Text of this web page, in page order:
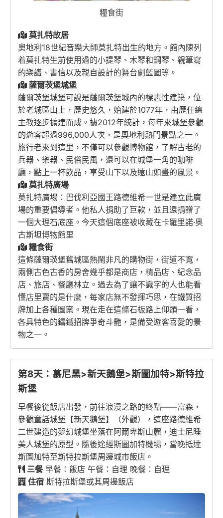
糧食街
莫扎特故居
奧地利18世紀音樂大師莫扎特出生的地方。館內陳列
着莫扎特生前使用過的小提琴、木琴和鋼琴、親筆寫
的樂譜、書信以及親自設計的舞台劇藍圖等。
薩爾茨堡城堡
薩爾茨堡城堡可說是薩爾茨堡城內的標志性建築，位
於老城區山上，歷史悠久，始建於1077年，由歷任總
主教逐步擴建而成。據2012年統計，每年來城堡參觀
的遊客超過996,000人次，是奧地利熱門景點之一。
旅行者來到這里，不僅可以參觀博物館，了解古老的
兵器、樂器、民俗民風，還可以在城堡一角的咖啡
廳，點上一杯飲品，享受山下以及遠山如畫的風景。
莫扎特廣場
莫扎特廣場：巴伐利亞國王路德維希一世是建立此廣
場的重要倡導者。他私人捐助了巨款，並且還捐贈了
一個大理石底座。今天這個底座被收藏在卡羅里諾·奧
古斯坦博物館里
糧食街
這條薩爾茨堡舊城區熱鬧非凡的購物街，街道不寬，
兩側古色古香的房舍幾乎都是商店，精品店、紀念品
店、旅店、餐廳林立。過去為了讓不識字的人也能看
懂店里賣的是什麼，每家店無不發揮巧思，在鐵質招
牌加上各種圖案。現在走在這條石板路上仰頭一看，
各具特色的鑄鐵招牌爭奇斗艷，是備受遊客喜愛的景
物之一。
第8天：慕尼黑>新天鵝堡>斯圖加特>斯特拉
斯堡
早餐後從飯店出發，前往浪漫之路的終點——富森，
參觀童話城堡【新天鵝堡】（外觀），這座路德維希
二世建造的夢幻城堡坐落在阿爾卑斯山麓，迪士尼睡
美人城堡的原型。隨後途經斯圖加特機場，當晚抵達
斯圖加特至斯特拉斯堡周邊城市飯店。
三餐早餐：飯店 午餐：自理 晚餐：自理
住宿 斯特拉斯堡或其周邊飯店